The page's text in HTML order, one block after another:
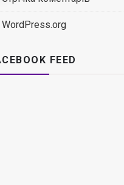
WordPress.org
FEED